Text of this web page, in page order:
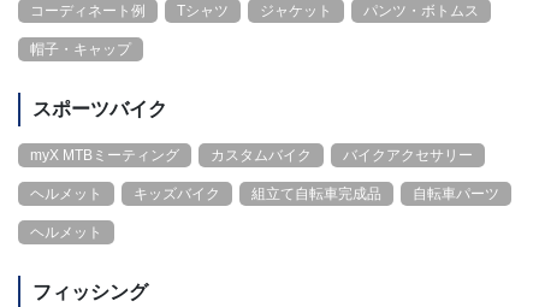
コーディネート例 Tシャツ ジャケット パンツ・ボトムス
帽子・キャップ
スポーツバイク
myX MTBミーティング カスタムバイク バイクアクセサリー
ヘルメット キッズバイク 組立て自転車完成品 自転車パーツ
ヘルメット
フィッシング